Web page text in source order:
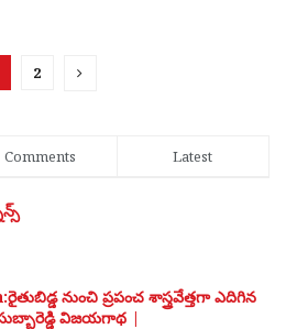
2
Comments Latest
నుంచి ప్రపంచ శాస్త్రవేత్తగా ఎదిగిన
విజయగాథ |